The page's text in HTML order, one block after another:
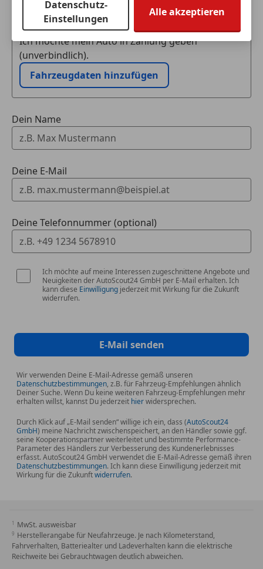
Ich möchte mein Auto in Zahlung geben
(unverbindlich).
Fahrzeugdaten hinzufügen
Dein Name
Deine E-Mail
Deine Telefonnummer (optional)
Ich möchte auf meine Interessen zugeschnittene Angebote und
Neuigkeiten der AutoScout24 GmbH per E-Mail erhalten. Ich
kann diese Einwilligung jederzeit mit Wirkung für die Zukunft
widerrufen.
E-Mail senden
Wir verwenden Deine E-Mail-Adresse gemäß unseren
Datenschutzbestimmungen, z.B. für Fahrzeug-Empfehlungen ähnlich
Deiner Suche. Wenn Du keine weiteren Fahrzeug-Empfehlungen mehr
erhalten willst, kannst Du jederzeit hierwidersprechen.
Durch Klick auf „E-Mail senden“ willige ich ein, dass (AutoScout24
GmbH) meine Nachricht zwischenspeichert, an den Händler sowie ggf.
seine Kooperationspartner weiterleitet und bestimmte Performance-
Parameter des Händlers zur Verbesserung des Kundenerlebnisses
erfasst. AutoScout24 GmbH verwendet die E-Mail-Adresse gemäß ihren
Datenschutzbestimmungen. Ich kann diese Einwilligung jederzeit mit
Wirkung für die Zukunftwiderrufen.
MwSt. ausweisbar
Herstellerangabe für Neufahrzeuge. Je nach Kilometerstand,
Fahrverhalten, Batteriealter und Ladeverhalten kann die elektrische
Reichweite bei Gebrauchtwagen deutlich abweichen.
Datenschutz-
Einstellungen
Alle akzeptieren